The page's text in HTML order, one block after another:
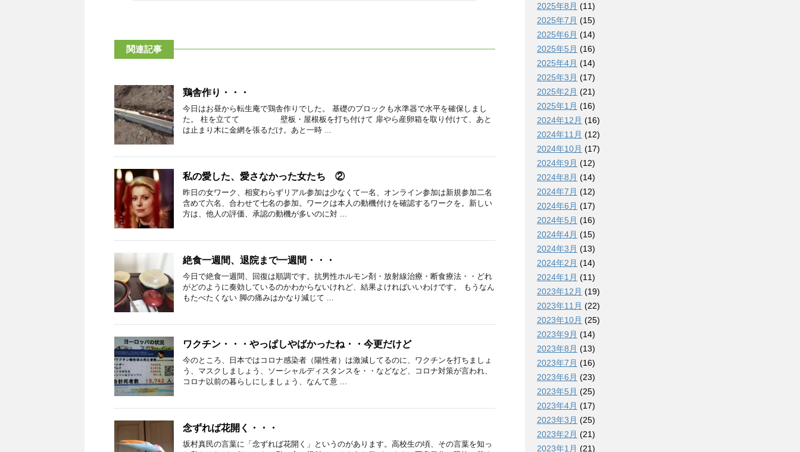
関連記事
鶏舎作り・・・
今日はお昼から転生庵で鶏舎作りでした。 基礎のプロックも水準器で水平を確保しまし
た。 柱を立てて 壁板・屋根板を打ち付けて 扉やら産卵箱を取り付けて、あと
は止まり木に金網を張るだけ。あと一時 ...
私の愛した、愛さなかった女たち ②
昨日の女ワーク、相変わらずリアル参加は少なくて一名、オンライン参加は新規参加二名
含めて六名、合わせて七名の参加。ワークは本人の動機付けを確認するワークを。新しい
方は、他人の評価、承認の動機が多いのに対 ...
絶食一週間、退院まで一週間・・・
今日で絶食一週間、回復は順調です。抗男性ホルモン剤・放射線治療・断食療法・・どれ
がどのように奏効しているのかわからないけれど、結果よければいいわけです。 もうなん
もたべたくない 脚の痛みはかなり減じて ...
ワクチン・・・やっぱしやばかったね・・今更だけど
今のところ、日本ではコロナ感染者（陽性者）は激減してるのに、ワクチンを打ちましょ
う、マスクしましょう、ソーシャルディスタンスを・・などなど、コロナ対策が言われ、
コロナ以前の暮らしにしましょう、なんて意 ...
念ずれば花開く・・・
坂村真民の言葉に「念ずれば花開く」というのがあります。高校生の頃、その言葉を知っ
2025年8月 (11)
2025年7月 (15)
2025年6月 (14)
2025年5月 (16)
2025年4月 (14)
2025年3月 (17)
2025年2月 (21)
2025年1月 (16)
2024年12月 (16)
2024年11月 (12)
2024年10月 (17)
2024年9月 (12)
2024年8月 (14)
2024年7月 (12)
2024年6月 (17)
2024年5月 (16)
2024年4月 (15)
2024年3月 (13)
2024年2月 (14)
2024年1月 (11)
2023年12月 (19)
2023年11月 (22)
2023年10月 (25)
2023年9月 (14)
2023年8月 (13)
2023年7月 (16)
2023年6月 (23)
2023年5月 (25)
2023年4月 (17)
2023年3月 (25)
2023年2月 (21)
2023年1月 (21)